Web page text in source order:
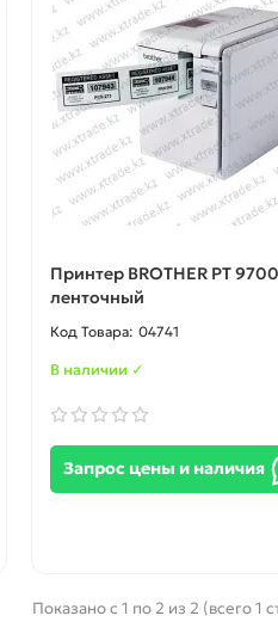
Поступления товаров
23.06.2026 - Новое
запчастей для картриджей и
принтеров, картриджи
Принтер BROTHER PT
ленточный
04741
В наличии ✓
Запрос цены и наличия
Показано с 1 по 2 из 2 (всего 1